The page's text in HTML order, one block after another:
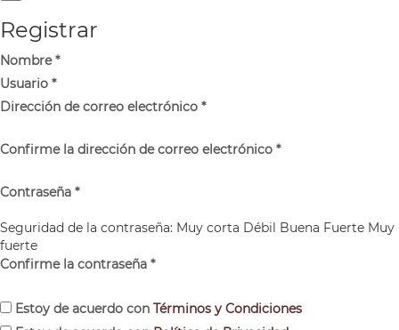
Registrar
Nombre*
Usuario *
Dirección de correo electrónico *
Confirme la dirección de correo electrónico *
Contraseña *
Seguridad de la contraseña: Muy corta Débil Buena Fuerte Muy
fuerte
Confirme la contraseña *
Estoy de acuerdo con Términos y Condiciones